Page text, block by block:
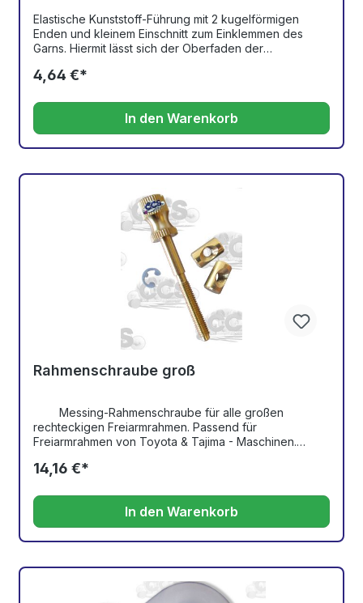
Elastische Kunststoff-Führung mit 2 kugelförmigen
Enden und kleinem Einschnitt zum Einklemmen des
Garns. Hiermit lässt sich der Oberfaden der
der Garnführung fädeln.Kompatibel mit allen
(nicht Embrix Pro/ProXL/Dual/Quad)
4,64 €*
In den Warenkorb
Rahmenschraube groß
rechteckigen Freiarmrahmen. Passend für
Freiarmrahmen von Toyota & Tajima - Maschinen.
verstellbar. Wird nur als Set geliefert. Im Lieferumfang
Messingeinsatz, 1 x Messingeinsatz mit Innengewinde
genau diese bestellen!
14,16 €*
In den Warenkorb